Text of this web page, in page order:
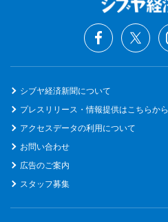
シブヤ経済新聞について
プレスリリース・情報提供はこちらから
アクセスデータの利用について
お問い合わせ
広告のご案内
スタッフ募集